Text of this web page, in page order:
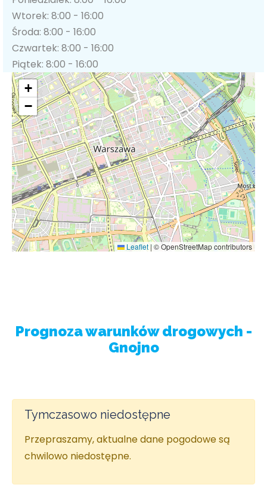
Wtorek: 8:00 - 16:00
Środa: 8:00 - 16:00
Czwartek: 8:00 - 16:00
Piątek: 8:00 - 16:00
+
−
Leaflet | © OpenStreetMap contributors
Prognoza warunków drogowych -
Gnojno
Tymczasowo niedostępne
Przepraszamy, aktualne dane pogodowe są
chwilowo niedostępne.